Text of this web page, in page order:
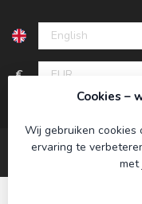
€
Cookies –
Wij gebruiken
ervaring te
met